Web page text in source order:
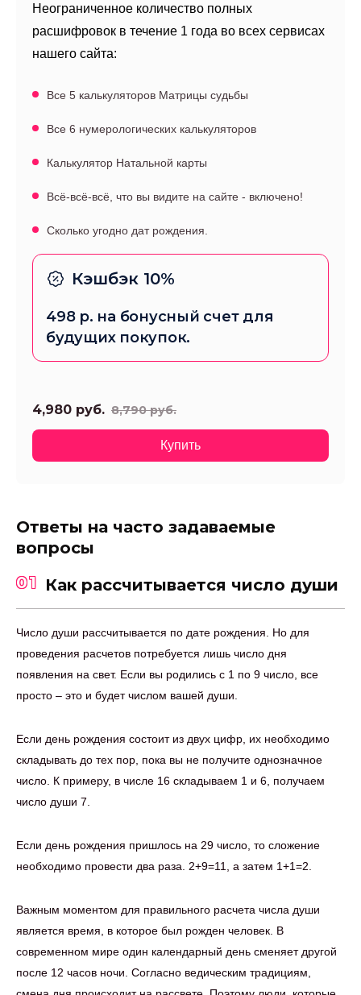
Неограниченное количество полных
расшифровок в течение 1 года во всех сервисах
нашего сайта:
Все 5 калькуляторов Матрицы судьбы
Все 6 нумерологических калькуляторов
Калькулятор Натальной карты
Всё-всё-всё, что вы видите на сайте - включено!
Сколько угодно дат рождения.
Кэшбэк 10%
498р. на бонусный счет для
будущих покупок.
4,980 руб. 8,790руб.
Купить
Ответы на часто задаваемые
вопросы
01 Как рассчитывается число души
Число души рассчитывается по дате рождения. Но для
проведения расчетов потребуется лишь число дня
появления на свет. Если вы родились с 1 по 9 число, все
просто – это и будет числом вашей души.
Если день рождения состоит из двух цифр, их необходимо
складывать до тех пор, пока вы не получите однозначное
число. К примеру, в числе 16 складываем 1 и 6, получаем
число души 7.
Если день рождения пришлось на 29 число, то сложение
необходимо провести два раза. 2+9=11, а затем 1+1=2.
Важным моментом для правильного расчета числа души
является время, в которое был рожден человек. В
современном мире один календарный день сменяет другой
после 12 часов ночи. Согласно ведическим традициям,